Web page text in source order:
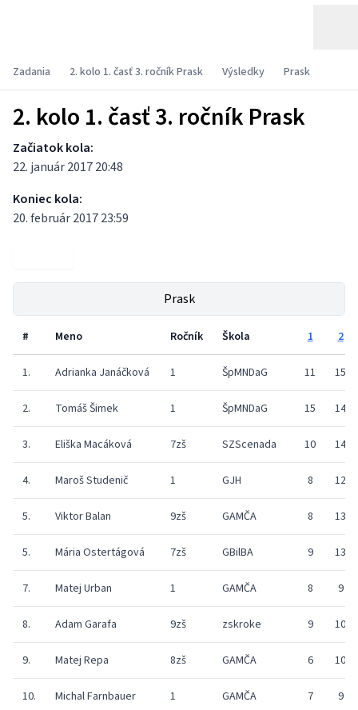
Zadania 2. kolo 1. časť 3. ročník Prask Výsledky Prask
2. kolo 1. časť 3. ročník Prask
Začiatok kola:
22. január 2017 20:48
Koniec kola:
20. február 2017 23:59
Prask
# Meno Ročník Škola 1 2
1. Adrianka Janáčková 1 ŠpMNDaG 11 15
2. Tomáš Šimek 1 ŠpMNDaG 15 14
3. Eliška Macáková 7zš SZScenada 10 14
4. Maroš Studenič 1 GJH 8 12
5. Viktor Balan 9zš GAMČA 8 13
5. Mária Ostertágová 7zš GBilBA 9 13
7. Matej Urban 1 GAMČA 8 9
8. Adam Garafa 9zš zskroke 9 10
9. Matej Repa 8zš GAMČA 6 10
10. Michal Farnbauer 1 GAMČA 7 9